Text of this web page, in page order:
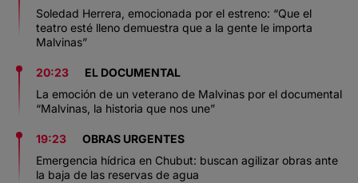
Soledad Herrera, emocionada por el estreno: “Que el
teatro esté lleno demuestra que a la gente le importa
Malvinas”
20:23
EL DOCUMENTAL
La emoción de un veterano de Malvinas por el documental
“Malvinas, la historia que nos une”
19:23
OBRAS URGENTES
Emergencia hídrica en Chubut: buscan agilizar obras ante
la baja de las reservas de agua